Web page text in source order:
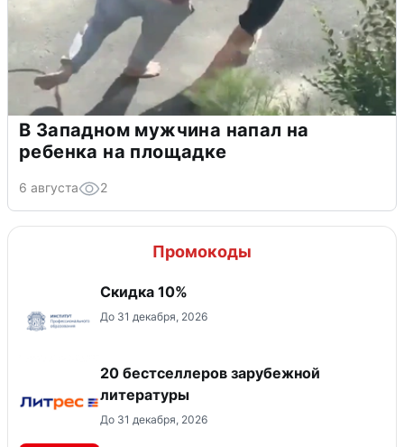
В Западном мужчина напал на
ребенка на площадке
6 августа 2
Промокоды
Скидка 10%
До 31 декабря, 2026
20 бестселлеров зарубежной
литературы
До 31 декабря, 2026